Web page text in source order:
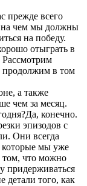
прежде всего
на чем мы должны
на победу.
отыграть в
Рассмотрим
продолжим в том
а также
чем за месяц.
конечно.
эпизодов с
Они всегда
которые мы уже
том, что можно
придерживаться
детали того, как